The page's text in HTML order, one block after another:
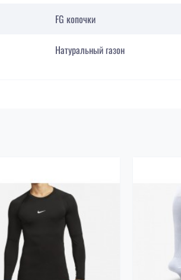
FG копочки
Натуральный газон